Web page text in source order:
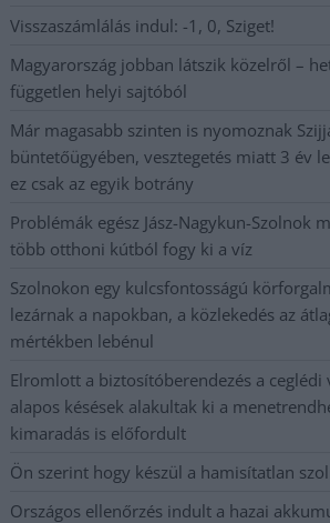
Visszaszámlálás indul: -1, 0, Sziget!
Magyarország jobban látszik közelről –
független helyi sajtóból
Már magasabb szinten is nyomoznak
büntetőügyében, vesztegetés miatt 3 év
ez csak az egyik botrány
Problémák egész Jász-Nagykun-Szolnok
több otthoni kútból fogy ki a víz
Szolnokon egy kulcsfontosságú
lezárnak a napokban, a közlekedés az
mértékben lebénul
Elromlott a biztosítóberendezés a ceglédi
alapos késések alakultak ki a
kimaradás is előfordult
Ön szerint hogy készül a hamisítatlan
Országos ellenőrzés indult a hazai